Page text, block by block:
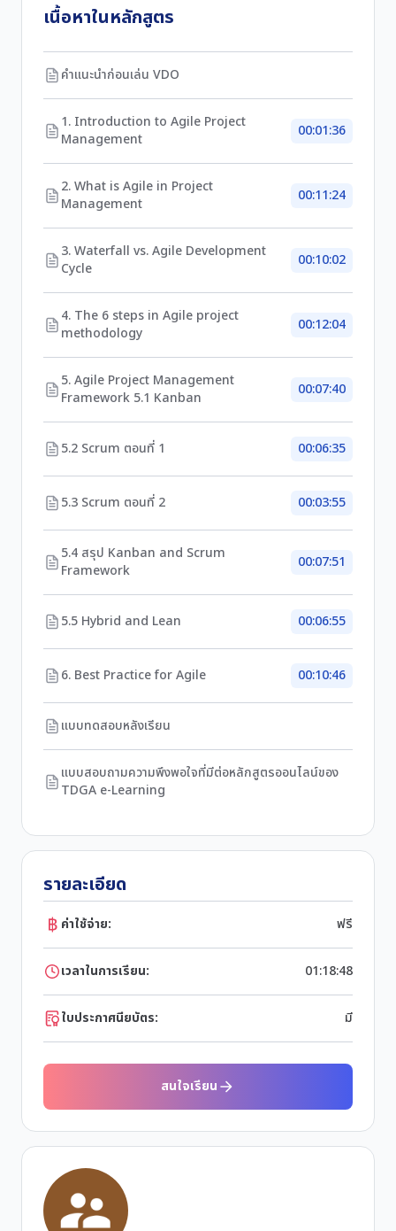
เนื้อหาในหลักสูตร
คำแนะนำก่อนเล่น VDO
1. Introduction to Agile Project
Management
00:01:36
2. What is Agile in Project
Management
00:11:24
3. Waterfall vs. Agile Development
Cycle
00:10:02
4. The 6 steps in Agile project
methodology
00:12:04
5. Agile Project Management
Framework 5.1 Kanban
00:07:40
5.2 Scrum ตอนที่ 1 00:06:35
5.3 Scrum ตอนที่ 2 00:03:55
5.4 สรุป Kanban and Scrum
Framework
00:07:51
5.5 Hybrid and Lean 00:06:55
6. Best Practice for Agile 00:10:46
แบบทดสอบหลังเรียน
แบบสอบถามความพึงพอใจที่มีต่อหลักสูตรออนไลน์ของ
TDGA e-Learning
รายละเอียด
ค่าใช้จ่าย: ฟรี
เวลาในการเรียน: 01:18:48
ใบประกาศนียบัตร: มี
สนใจเรียน